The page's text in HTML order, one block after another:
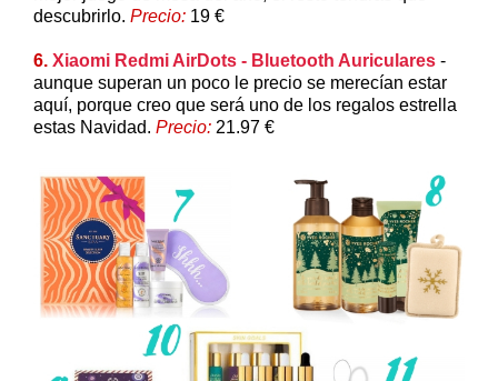
descubrirlo. Precio: 19 €
6. Xiaomi Redmi AirDots - Bluetooth Auriculares -
aunque superan un poco le precio se merecían estar
aquí, porque creo que será uno de los regalos estrella
estas Navidad. Precio: 21.97 €